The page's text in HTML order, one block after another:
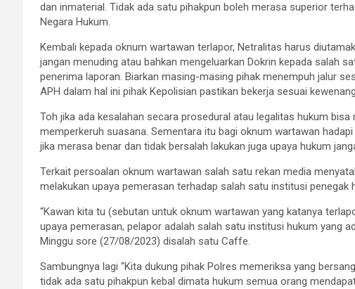
dan inmaterial. Tidak ada satu pihakpun boleh merasa superior
Negara Hukum.
Kembali kepada oknum wartawan terlapor, Netralitas harus
jangan menuding atau bahkan mengeluarkan Dokrin kepada salah
penerima laporan. Biarkan masing-masing pihak menempuh jalur
APH dalam hal ini pihak Kepolisian pastikan bekerja sesuai
Toh jika ada kesalahan secara prosedural atau legalitas hukum
memperkeruh suasana. Sementara itu bagi oknum wartawan
jika merasa benar dan tidak bersalah lakukan juga upaya hukum
Terkait persoalan oknum wartawan salah satu rekan media
melakukan upaya pemerasan terhadap salah satu institusi penegak
“Kawan kita tu (sebutan untuk oknum wartawan yang katanya
upaya pemerasan, pelapor adalah salah satu institusi hukum yang
Minggu sore (27/08/2023) disalah satu Caffe.
Sambungnya lagi “Kita dukung pihak Polres memeriksa yang
tidak ada satu pihakpun kebal dimata hukum semua orang